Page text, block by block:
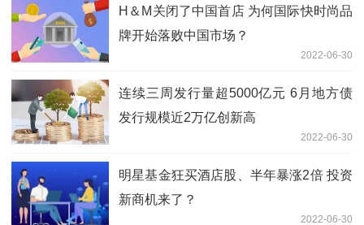
H＆M关闭了中国首店 为何国际快时尚品
牌开始落败中国市场？
2022-06-30
连续三周发行量超5000亿元 6月地方债
发行规模近2万亿创新高
2022-06-30
明星基金狂买酒店股、半年暴涨2倍 投资
新商机来了？
2022-06-30